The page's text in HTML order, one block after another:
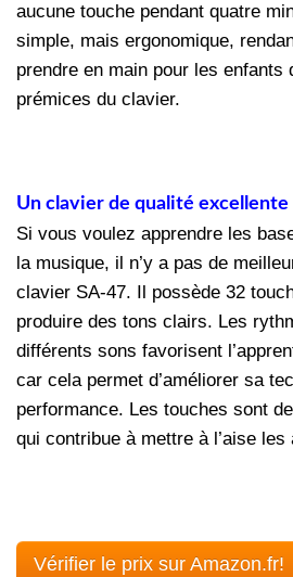
aucune touche pendant quatre
simple, mais ergonomique,
prendre en main pour les enfants
prémices du clavier.
Un clavier de qualité excellente
Si vous voulez apprendre les
la musique, il n’y a pas de
clavier SA-47. Il possède 32
produire des tons clairs. Les
différents sons favorisent
car cela permet d’améliorer sa
performance. Les touches sont
qui contribue à mettre à l’aise
Vérifier le prix sur Amazon.fr!